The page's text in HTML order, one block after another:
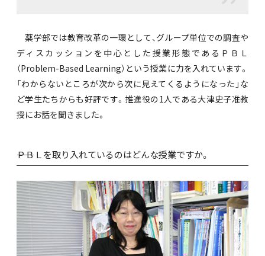
薬学部では教育改革の一環として、グループ単位での調査や
ディスカッションを中心とした授業形態であるＰＢＬ
（Problem-Based Learning）という授業に力を入れています。
「わからないところが次から次に見えてくるようになった」な
ど学生たちからも好評です。推進役の1人である大津史子准教
授にお話を聞きました。
――ＰＢＬを取り入れているのはどんな授業ですか。